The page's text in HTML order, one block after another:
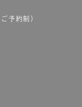
予約制）